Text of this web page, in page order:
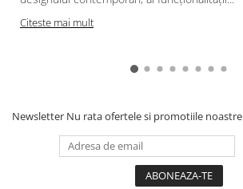
Citeste mai mult
Newsletter Nu rata ofertele si promotiile noastre